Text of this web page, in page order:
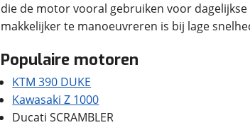
die de motor vooral gebruiken voor
Populaire motoren